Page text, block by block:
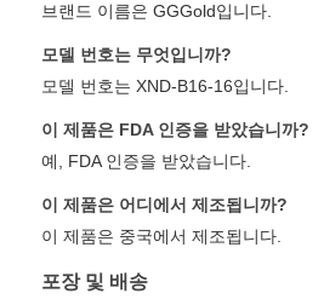
브랜드 이름은 GGGold입니다.
모델 번호는 무엇입니까?
모델 번호는 XND-B16-16입니다.
이 제품은 FDA 인증을 받았습니까?
예, FDA 인증을 받았습니다.
이 제품은 어디에서 제조됩니까?
이 제품은 중국에서 제조됩니다.
포장 및 배송